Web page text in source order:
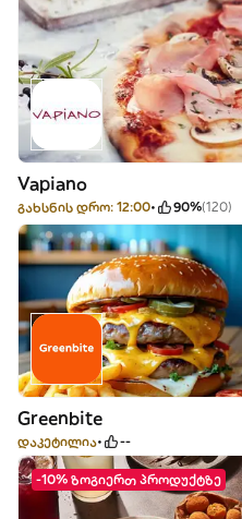
Vapiano
გახსნის დრო: 12:00 90%(120)
Greenbite
დაკეტილია --
-10% ზოგიერთ პროდუქტზე